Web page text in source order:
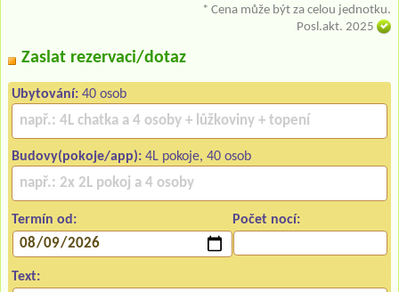
* Cena může být za celou jednotku.
Posl.akt. 2025
Zaslat rezervaci/dotaz
Ubytování: 40 osob
Budovy(pokoje/app): 4L pokoje, 40 osob
Termín od: Počet nocí:
Text: